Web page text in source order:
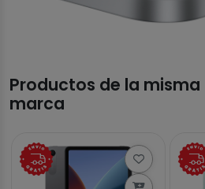
Productos de la misma
marca